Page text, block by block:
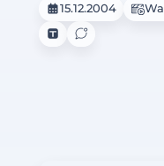
15.12.2004